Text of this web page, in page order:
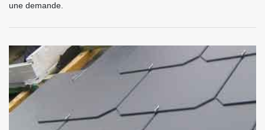
une demande.